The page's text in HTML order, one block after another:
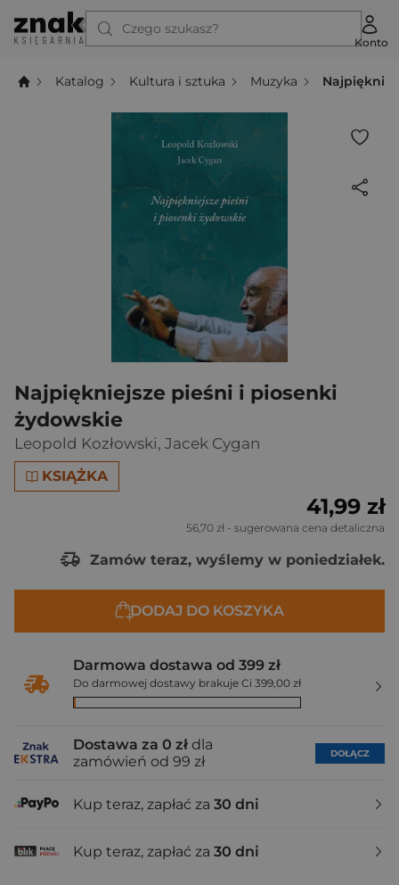
Czego szukasz?
Konto
Katalog Kultura i sztuka Muzyka
Najpiękniejsze pieśni i piosenki
żydowskie
Leopold Kozłowski, Jacek Cygan
KSIĄŻKA
41,99 zł
56,70 zł - sugerowana cena detaliczna
Zamów teraz, wyślemy w poniedziałek.
DODAJ DO KOSZYKA
Darmowa dostawa od 399 zł
Do darmowej dostawy brakuje Ci 399,00 zł
Dostawa za 0 zł dla
zamówień od 99 zł
DOŁĄCZ
Kup teraz, zapłać za 30 dni
Kup teraz, zapłać za 30 dni